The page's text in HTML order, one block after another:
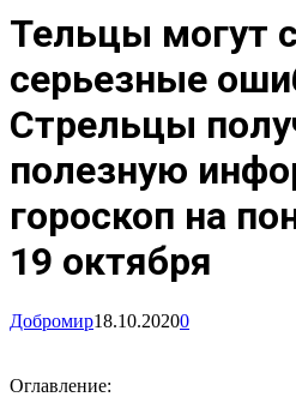
Тельцы могут
серьезные
Стрельцы
полезную
гороскоп на
19 октября
Добромир18.10.20200
Оглавление: